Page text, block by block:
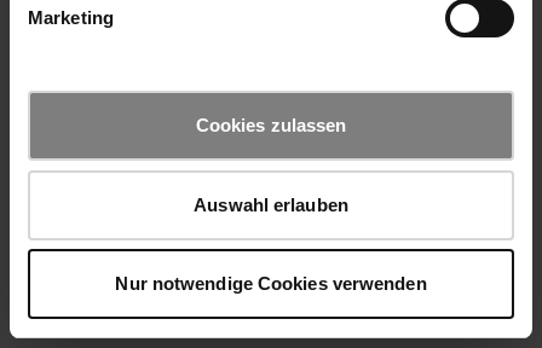
Marketing
Cookies zulassen
Auswahl erlauben
Nur notwendige Cookies verwenden